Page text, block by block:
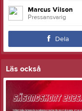
Marcus Vilson
Pressansvarig
Dela
Läs också